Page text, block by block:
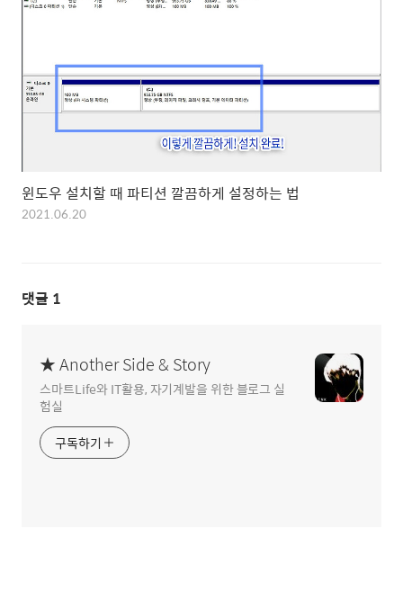
윈도우 설치할 때 파티션 깔끔하게 설정하는 법
2021.06.20
댓글 1
★ Another Side & Story
스마트Life와 IT활용, 자기계발을 위한 블로그 실
험실
구독하기